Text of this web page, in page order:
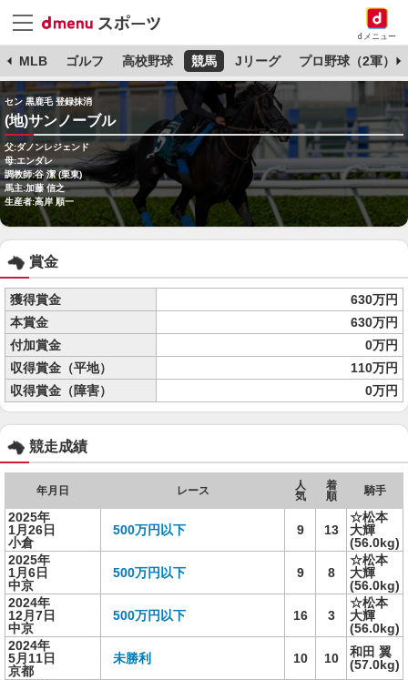
dメニュー
MLB ゴルフ 高校野球 競馬 Jリーグ プロ野球（2軍）
セン 黒鹿毛 登録抹消
(地)サンノーブル
父:ダノンレジェンド
母:エンダレ
調教師:谷 潔 (栗東)
馬主:加藤 信之
生産者:高岸 順一
賞金
獲得賞金
630万円
本賞金
630万円
付加賞金
0万円
収得賞金（平地）
110万円
収得賞金（障害）
0万円
競走成績
年月日 レース
人
気
着
順
騎手
2025年
1月26日
小倉
500万円以下 9 13
☆松本
大輝
(56.0kg)
2025年
1月6日
中京
500万円以下 9 8
☆松本
大輝
(56.0kg)
2024年
12月7日
中京
500万円以下 16 3
☆松本
大輝
(56.0kg)
2024年
5月11日
京都
未勝利 10 10
和田 翼
(57.0kg)